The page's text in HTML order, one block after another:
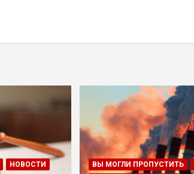
НОВОСТИ
ВЫ МОГЛИ ПРОПУСТИТЬ